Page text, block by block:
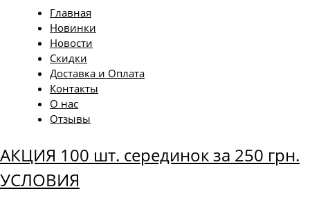
Главная
Новинки
Новости
Скидки
Доставка и Оплата
Контакты
О нас
Отзывы
АКЦИЯ 100 шт. серединок за 250 грн.
УСЛОВИЯ